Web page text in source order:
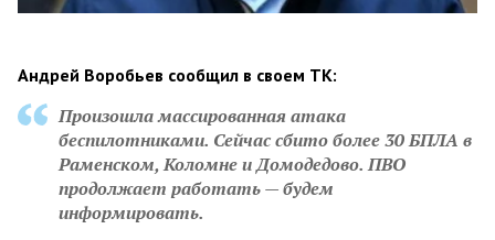
Андрей Воробьев сообщил в своем ТК:
Произошла массированная атака
беспилотниками. Сейчас сбито более 30 БПЛА в
Раменском, Коломне и Домодедово. ПВО
продолжает работать — будем
информировать.